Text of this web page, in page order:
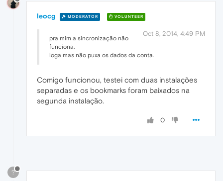
leocg MODERATOR VOLUNTEER
Oct 8, 2014, 4:49 PM
pra mim a sincronização não
funciona.
loga mas não puxa os dados da conta.
Comigo funcionou, testei com duas instalações
separadas e os bookmarks foram baixados na
segunda instalação.
0
?